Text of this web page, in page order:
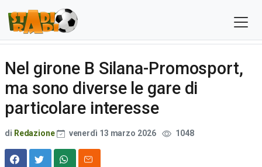
Nel girone B Silana-Promosport,
ma sono diverse le gare di
particolare interesse
di Redazione venerdì 13 marzo 2026 1048